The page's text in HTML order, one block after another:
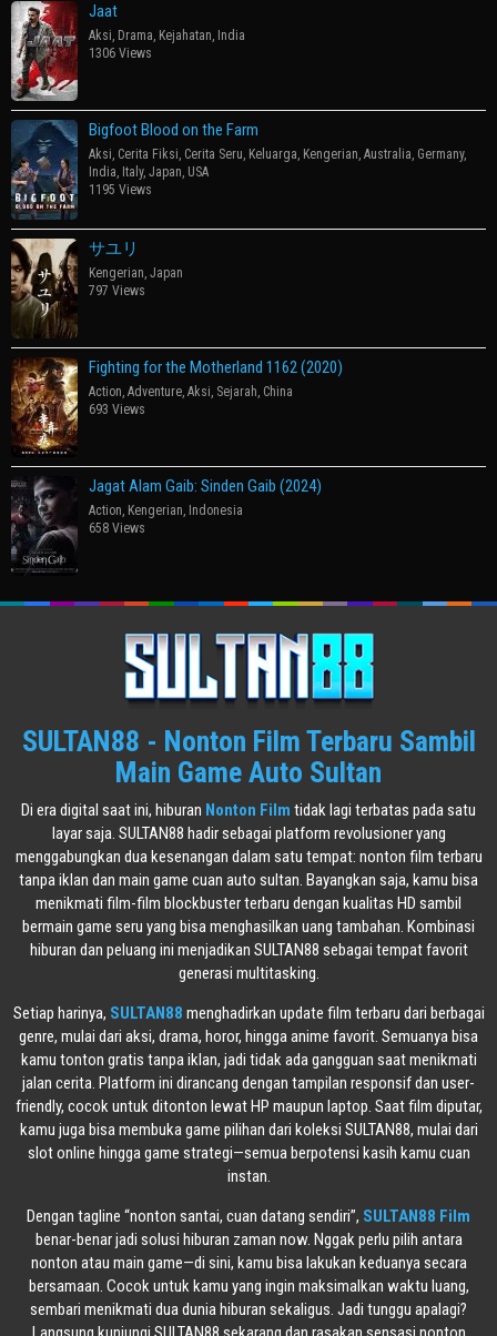
Jaat
Aksi, Drama, Kejahatan, India
1306 Views
Bigfoot Blood on the Farm
Aksi, Cerita Fiksi, Cerita Seru, Keluarga, Kengerian, Australia, Germany,
India, Italy, Japan, USA
1195 Views
サユリ
Kengerian, Japan
797 Views
Fighting for the Motherland 1162 (2020)
Action, Adventure, Aksi, Sejarah, China
693 Views
Jagat Alam Gaib: Sinden Gaib (2024)
Action, Kengerian, Indonesia
658 Views
SULTAN88 - Nonton Film Terbaru Sambil
Main Game Auto Sultan
Di era digital saat ini, hiburan Nonton Film tidak lagi terbatas pada satu
layar saja. SULTAN88 hadir sebagai platform revolusioner yang
menggabungkan dua kesenangan dalam satu tempat: nonton film terbaru
tanpa iklan dan main game cuan auto sultan. Bayangkan saja, kamu bisa
menikmati film-film blockbuster terbaru dengan kualitas HD sambil
bermain game seru yang bisa menghasilkan uang tambahan. Kombinasi
hiburan dan peluang ini menjadikan SULTAN88 sebagai tempat favorit
generasi multitasking.
Setiap harinya, SULTAN88 menghadirkan update film terbaru dari berbagai
genre, mulai dari aksi, drama, horor, hingga anime favorit. Semuanya bisa
kamu tonton gratis tanpa iklan, jadi tidak ada gangguan saat menikmati
jalan cerita. Platform ini dirancang dengan tampilan responsif dan user-
friendly, cocok untuk ditonton lewat HP maupun laptop. Saat film diputar,
kamu juga bisa membuka game pilihan dari koleksi SULTAN88, mulai dari
slot online hingga game strategi—semua berpotensi kasih kamu cuan
instan.
Dengan tagline “nonton santai, cuan datang sendiri”, SULTAN88 Film
benar-benar jadi solusi hiburan zaman now. Nggak perlu pilih antara
nonton atau main game—di sini, kamu bisa lakukan keduanya secara
bersamaan. Cocok untuk kamu yang ingin maksimalkan waktu luang,
sembari menikmati dua dunia hiburan sekaligus. Jadi tunggu apalagi?